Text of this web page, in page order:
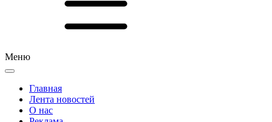
Меню
Главная
Лента новостей
О нас